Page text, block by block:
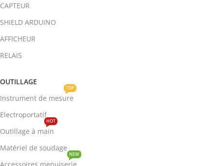
CAPTEUR
SHIELD ARDUINO
AFFICHEUR
RELAIS
OUTILLAGE
Instrument de mesure
TOP
Electroportatif
Outillage à main
HOT
Matériel de soudage
Accessoires menuiserie
NEW